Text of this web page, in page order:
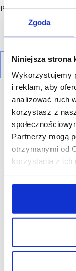
Zgoda
Niniejsza strona
Wykorzystujemy
i reklam, aby
analizować ruch
korzystasz z
Partnerzy mogą
otrzymanymi od
korzystania z ich
Polski rynek aparatów